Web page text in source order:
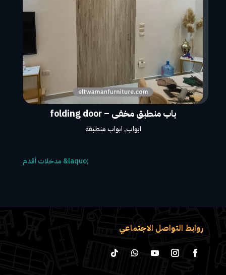
باب منطبق مخفى – folding door
ابواب, ابواب منطبقة
روابط التواصل الاجتماعي